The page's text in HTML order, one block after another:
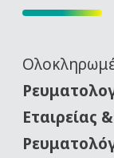
Εταιρείας